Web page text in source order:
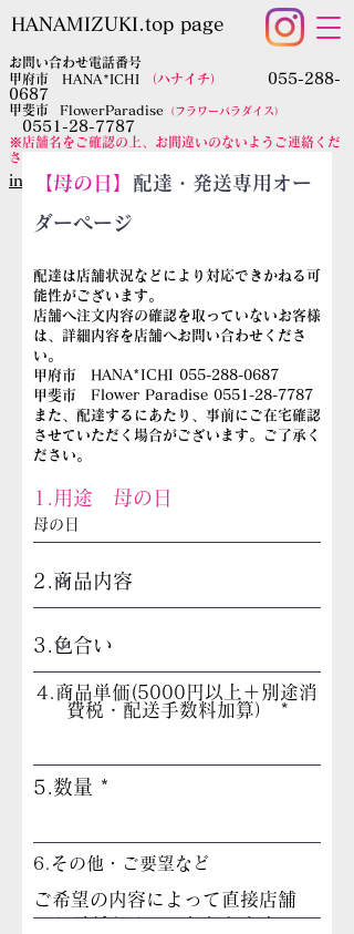
HANAMIZUKI.top page
お問い合わせ電話番号
甲府市 HANA*ICHI
（ハナイチ）
055-288-
0687
​甲斐市 FlowerParadise （フラワーパラダイス）
0551-28-7787
​※店舗名をご確認の上、お間違いのないようご連絡くだ
さい。
​info@hanamizuki.shop
【母の日】 配達・発送専用オー
ダーページ​
配達は店舗状況などにより対応できかねる可
能性がございます。
店舗へ注文内容の確認を取っていないお客様
は、詳細内容を店舗へお問い合わせくださ
い。
甲府市 HANA*ICHI 055-288-0687
甲斐市 Flower Paradise 0551-28-7787
​また、配達するにあたり、事前にご在宅確認
させていただく場合がございます。ご了承く
ださい。
1.用途 母の日
4.商品単価(5000円以上＋別途消
費税・配送手数料加算）
5.数量
6.その他・ご要望など